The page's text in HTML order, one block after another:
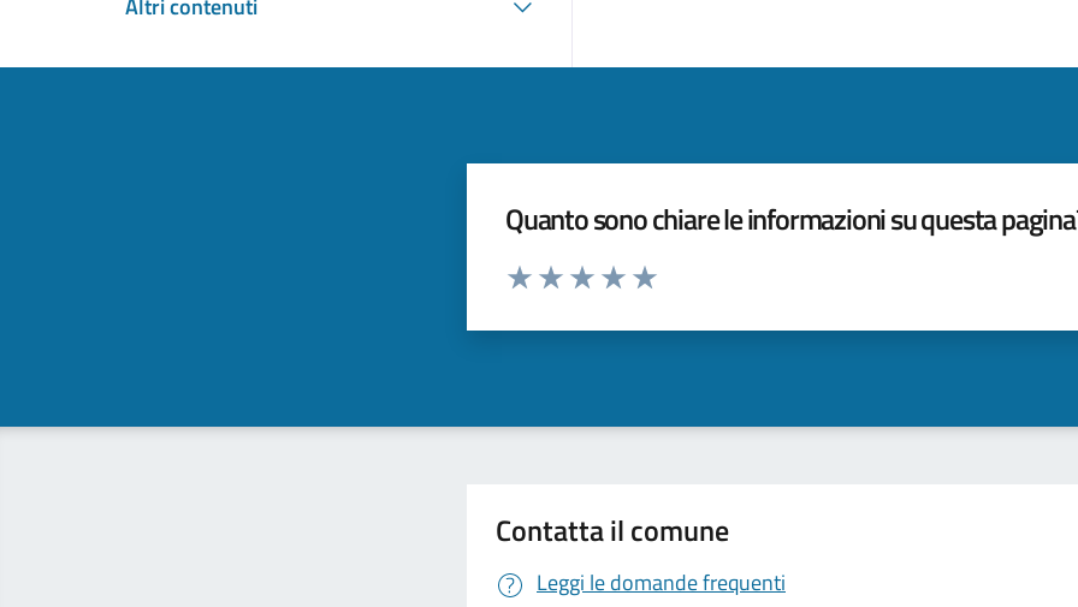
Altri contenuti
Quanto sono chiare le informazioni su questa
Valuta da 1 a 5 stelle la pagina
Contatta il comune
Leggi le domande frequenti